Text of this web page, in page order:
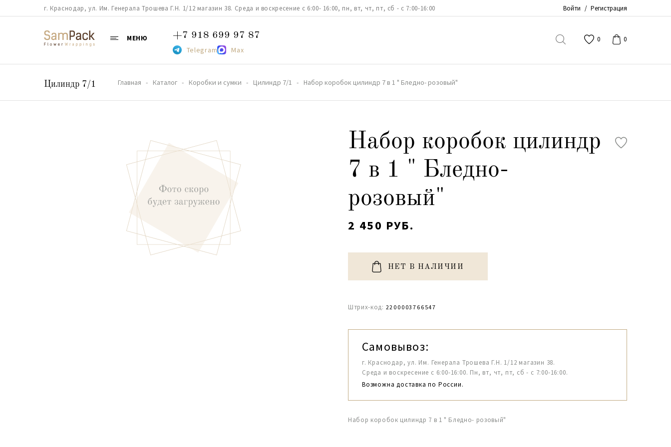
г. Краснодар, ул. Им. Генерала Трошева Г.Н. 1/12 магазин 38. Среда и воскресение с 6:00- 16:00, пн, вт, чт, пт, сб - с 7:00-16:00 Войти / Регистрация
МЕНЮ +7 918 699 97 87
Telegram Max
0 0
Цилиндр 7/1 Главная Каталог Коробки и сумки Цилиндр 7/1 Набор коробок цилиндр 7 в 1 " Бледно- розовый"
Набор коробок цилиндр
7 в 1 " Бледно-
розовый"
2 450 РУБ.
НЕТ В НАЛИЧИИ
Штрих-код: 2200003766547
Самовывоз:
г. Краснодар, ул. Им. Генерала Трошева Г.Н. 1/12 магазин 38.
Среда и воскресение с 6:00-16:00. Пн, вт, чт, пт, сб - с 7:00-16:00.
Возможна доставка по России.
Набор коробок цилиндр 7 в 1 " Бледно- розовый"